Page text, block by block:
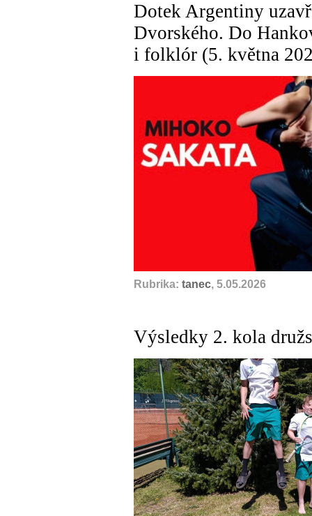
Dotek Argentiny
Dvorského. Do
i folklór (5. května
Rubrika: tanec, 5.05.2026
Výsledky 2. kola